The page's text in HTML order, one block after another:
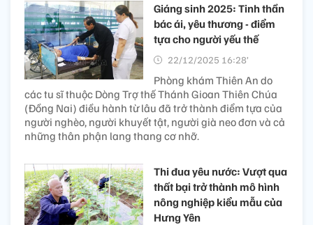
Giáng sinh 2025: Tinh thần
bác ái, yêu thương - điểm
tựa cho người yếu thế
22/12/2025 16:28’
Phòng khám Thiên An do
các tu sĩ thuộc Dòng Trợ thế Thánh Gioan Thiên Chúa
(Đồng Nai) điều hành từ lâu đã trở thành điểm tựa của
người nghèo, người khuyết tật, người già neo đơn và cả
những thân phận lang thang cơ nhỡ.
Thi đua yêu nước: Vượt qua
thất bại trở thành mô hình
nông nghiệp kiểu mẫu của
Hưng Yên